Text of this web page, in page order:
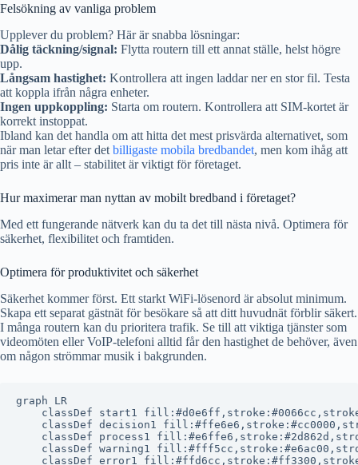
Felsökning av vanliga problem
Upplever du problem? Här är snabba lösningar:
Dålig täckning/signal: Flytta routern till ett annat ställe, helst högre
upp.
Långsam hastighet: Kontrollera att ingen laddar ner en stor fil. Testa
att koppla ifrån några enheter.
Ingen uppkoppling: Starta om routern. Kontrollera att SIM-kortet är
korrekt instoppat.
Ibland kan det handla om att hitta det mest prisvärda alternativet, som
när man letar efter det billigaste mobila bredbandet, men kom ihåg att
pris inte är allt – stabilitet är viktigt för företaget.
Hur maximerar man nyttan av mobilt bredband i företaget?
Med ett fungerande nätverk kan du ta det till nästa nivå. Optimera för
säkerhet, flexibilitet och framtiden.
Optimera för produktivitet och säkerhet
Säkerhet kommer först. Ett starkt WiFi-lösenord är absolut minimum.
Skapa ett separat gästnät för besökare så att ditt huvudnät förblir säkert.
I många routern kan du prioritera trafik. Se till att viktiga tjänster som
videomöten eller VoIP-telefoni alltid får den hastighet de behöver, även
om någon strömmar musik i bakgrunden.
graph LR
classDef start1
classDef decision1
classDef process1
classDef warning1
classDef error1